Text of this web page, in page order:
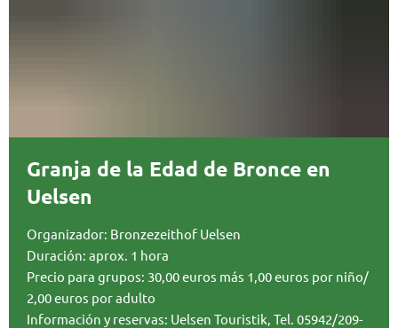
Granja de la Edad de Bronce en
Uelsen
Organizador: Bronzezeithof Uelsen
Duración: aprox. 1 hora
Precio para grupos: 30,00 euros más 1,00 euros por niño/
2,00 euros por adulto
Información y reservas: Uelsen Touristik, Tel. 05942/209-